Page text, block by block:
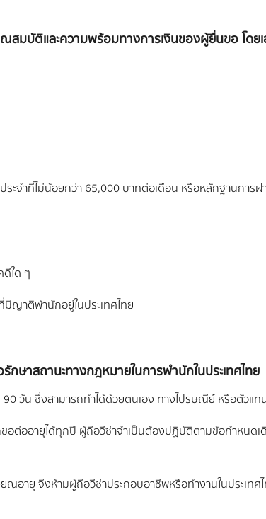
มบัติและความพร้อมทางการเงินของผู้ยื่นขอ โดย
จำที่ไม่น้อยกว่า 65,000 บาทต่อเดือน หรือหลักฐานการฝา
ใด ๆ
ญาติพำนักอยู่ในประเทศไทย
าสถานะทางกฎหมายในการพำนักในประเทศไทย
วัน ซึ่งสามารถทำได้ด้วยตนเอง ทางไปรษณีย์ หรือตัวแ
อต่ออายุได้ทุกปี ผู้ถือวีซ่าจำเป็นต้องปฏิบัติตามข้อกำหนดเ
ณอายุ จึงห้ามผู้ถือวีซ่าประกอบอาชีพหรือทำงานในประเท